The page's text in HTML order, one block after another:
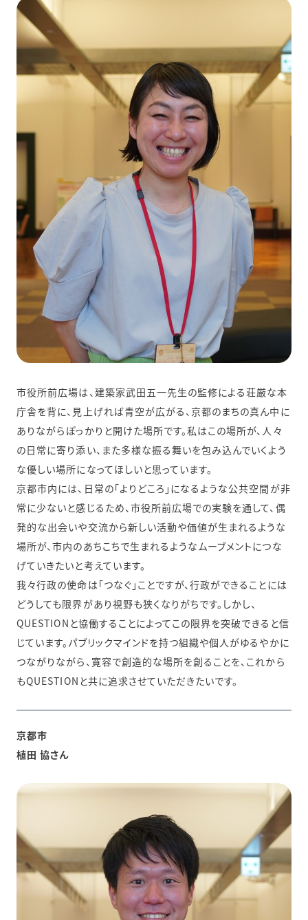
市役所前広場は、建築家武田五一先生の監修による荘厳な本
庁舎を背に、見上げれば青空が広がる、京都のまちの真ん中に
ありながらぽっかりと開けた場所です。私はこの場所が、人々
の日常に寄り添い、また多様な振る舞いを包み込んでいくよう
な優しい場所になってほしいと思っています。
京都市内には、日常の「よりどころ」になるような公共空間が非
常に少ないと感じるため、市役所前広場での実験を通して、偶
発的な出会いや交流から新しい活動や価値が生まれるような
場所が、市内のあちこちで生まれるようなムーブメントにつな
げていきたいと考えています。
我々行政の使命は「つなぐ」ことですが、行政ができることには
どうしても限界があり視野も狭くなりがちです。しかし、
QUESTIONと協働することによってこの限界を突破できると信
じています。パブリックマインドを持つ組織や個人がゆるやかに
つながりながら、寛容で創造的な場所を創ることを、これから
もQUESTIONと共に追求させていただきたいです。
京都市
植田 協さん